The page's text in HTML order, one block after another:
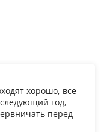
хорошо, все
год,
перед